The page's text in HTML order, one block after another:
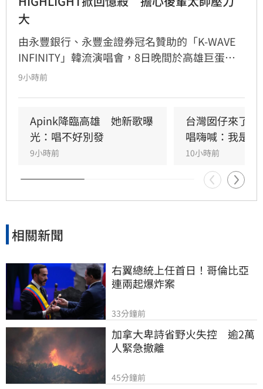
大
由永豐銀行、永豐金證券冠名贊助的「K-WAVE
INFINITY」韓流演唱會，8日晚間於高雄巨蛋熱
力開唱，集結NEWBEAT、FLARE U、CRAVITY、
熱情應援，尖叫與歡呼聲一路未停，最後由
HIGHLIGHT壓軸接管舞台，將現場氣氛推向最高
潮。
9小時前
Apink降臨高雄　她新歌曝
光：唱不好別發
9小時前
台灣囡仔來了
唱嗨喊：我是誰
10小時前
相關新聞
右翼總統上任首日！哥倫比亞
連兩起爆炸案
33分鐘前
加拿大卑詩省野火失控　逾2萬
人緊急撤離
45分鐘前